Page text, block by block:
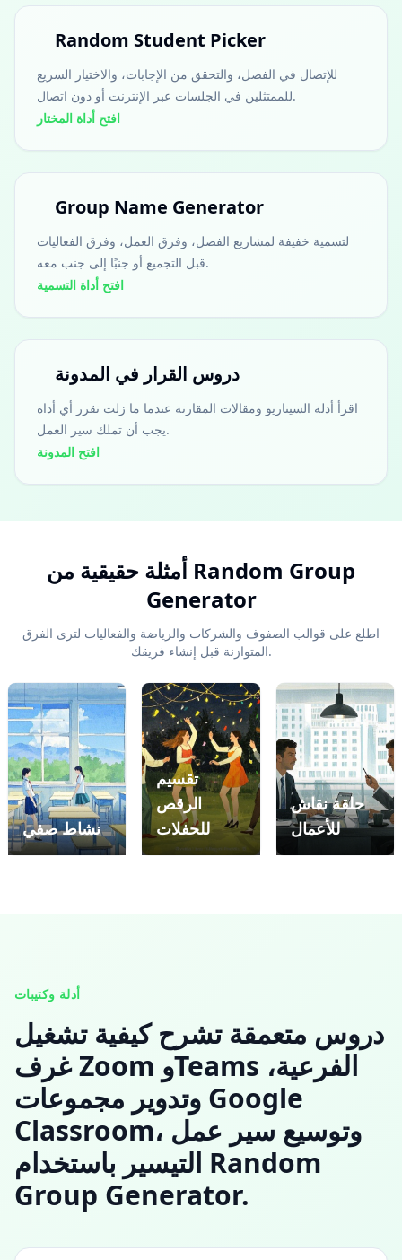
Random Student Picker
للإتصال في الفصل، والتحقق من الإجابات، والاختيار السريع
للممتثلين في الجلسات عبر الإنترنت أو دون اتصال.
افتح أداة المختار
Group Name Generator
لتسمية خفيفة لمشاريع الفصل، وفرق العمل، وفرق الفعاليات
قبل التجميع أو جنبًا إلى جنب معه.
افتح أداة التسمية
دروس القرار في المدونة
اقرأ أدلة السيناريو ومقالات المقارنة عندما ما زلت تقرر أي أداة
يجب أن تملك سير العمل.
افتح المدونة
أمثلة حقيقية من Random Group
Generator
اطلع على قوالب الصفوف والشركات والرياضة والفعاليات لترى الفرق
المتوازنة قبل إنشاء فريقك.
الشريحة السابقة
نشاط صفي
تقسيم
الرقص
للحفلات
حلقة نقاش
للأعمال
أدلة وكتيبات
دروس متعمقة تشرح كيفية تشغيل
غرف Zoom وTeams الفرعية،
وتدوير مجموعات Google
Classroom، وتوسيع سير عمل
التيسير باستخدام Random
Group Generator.